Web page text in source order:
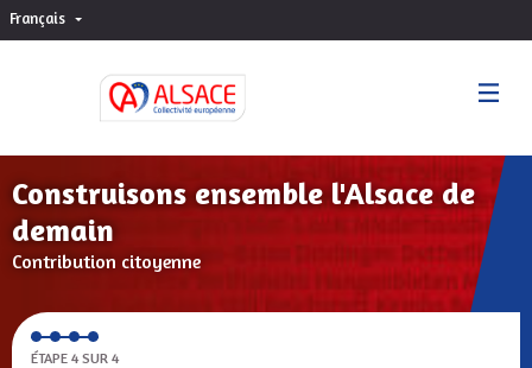
Français Choisir la langue
Construisons ensemble l'Alsace de
demain
Contribution citoyenne
ÉTAPE 4 SUR 4